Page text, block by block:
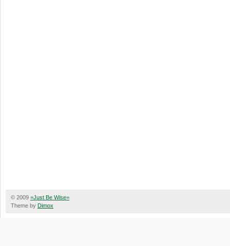
© 2009 =Just Be Wise=
Theme by Dimox